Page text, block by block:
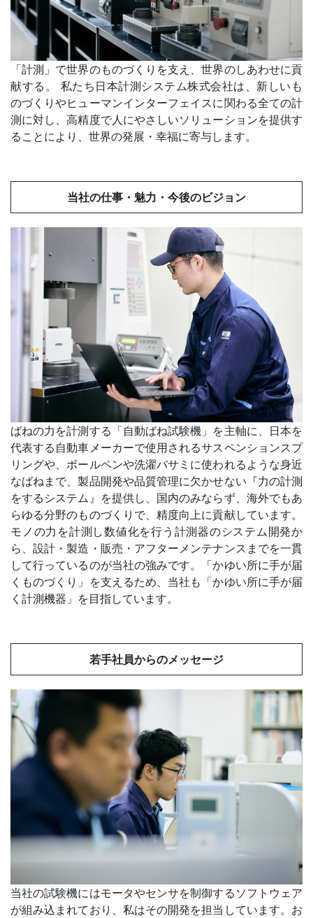
「計測」で世界のものづくりを支え、世界のしあわせに貢
献する。 私たち日本計測システム株式会社は、新しいも
のづくりやヒューマンインターフェイスに関わる全ての計
測に対し、高精度で人にやさしいソリューションを提供す
ることにより、世界の発展・幸福に寄与します。
当社の仕事・魅力・今後のビジョン
ばねの力を計測する「自動ばね試験機」を主軸に、日本を
代表する自動車メーカーで使用されるサスペンションスプ
リングや、ボールペンや洗濯バサミに使われるような身近
なばねまで、製品開発や品質管理に欠かせない『力の計測
をするシステム』を提供し、国内のみならず、海外でもあ
らゆる分野のものづくりで、精度向上に貢献しています。
モノの力を計測し数値化を行う計測器のシステム開発か
ら、設計・製造・販売・アフターメンテナンスまでを一貫
して行っているのが当社の強みです。「かゆい所に手が届
くものづくり」を支えるため、当社も「かゆい所に手が届
く計測機器」を目指しています。
若手社員からのメッセージ
当社の試験機にはモータやセンサを制御するソフトウェア
が組み込まれており、私はその開発を担当しています。お